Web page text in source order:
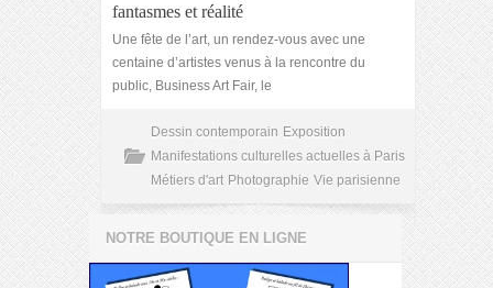
fantasmes et réalité
Une fête de l’art, un rendez-vous avec une
centaine d’artistes venus à la rencontre du
public, Business Art Fair, le
Dessin contemporain Exposition
Manifestations culturelles actuelles à Paris
Métiers d'art Photographie Vie parisienne
NOTRE BOUTIQUE EN LIGNE